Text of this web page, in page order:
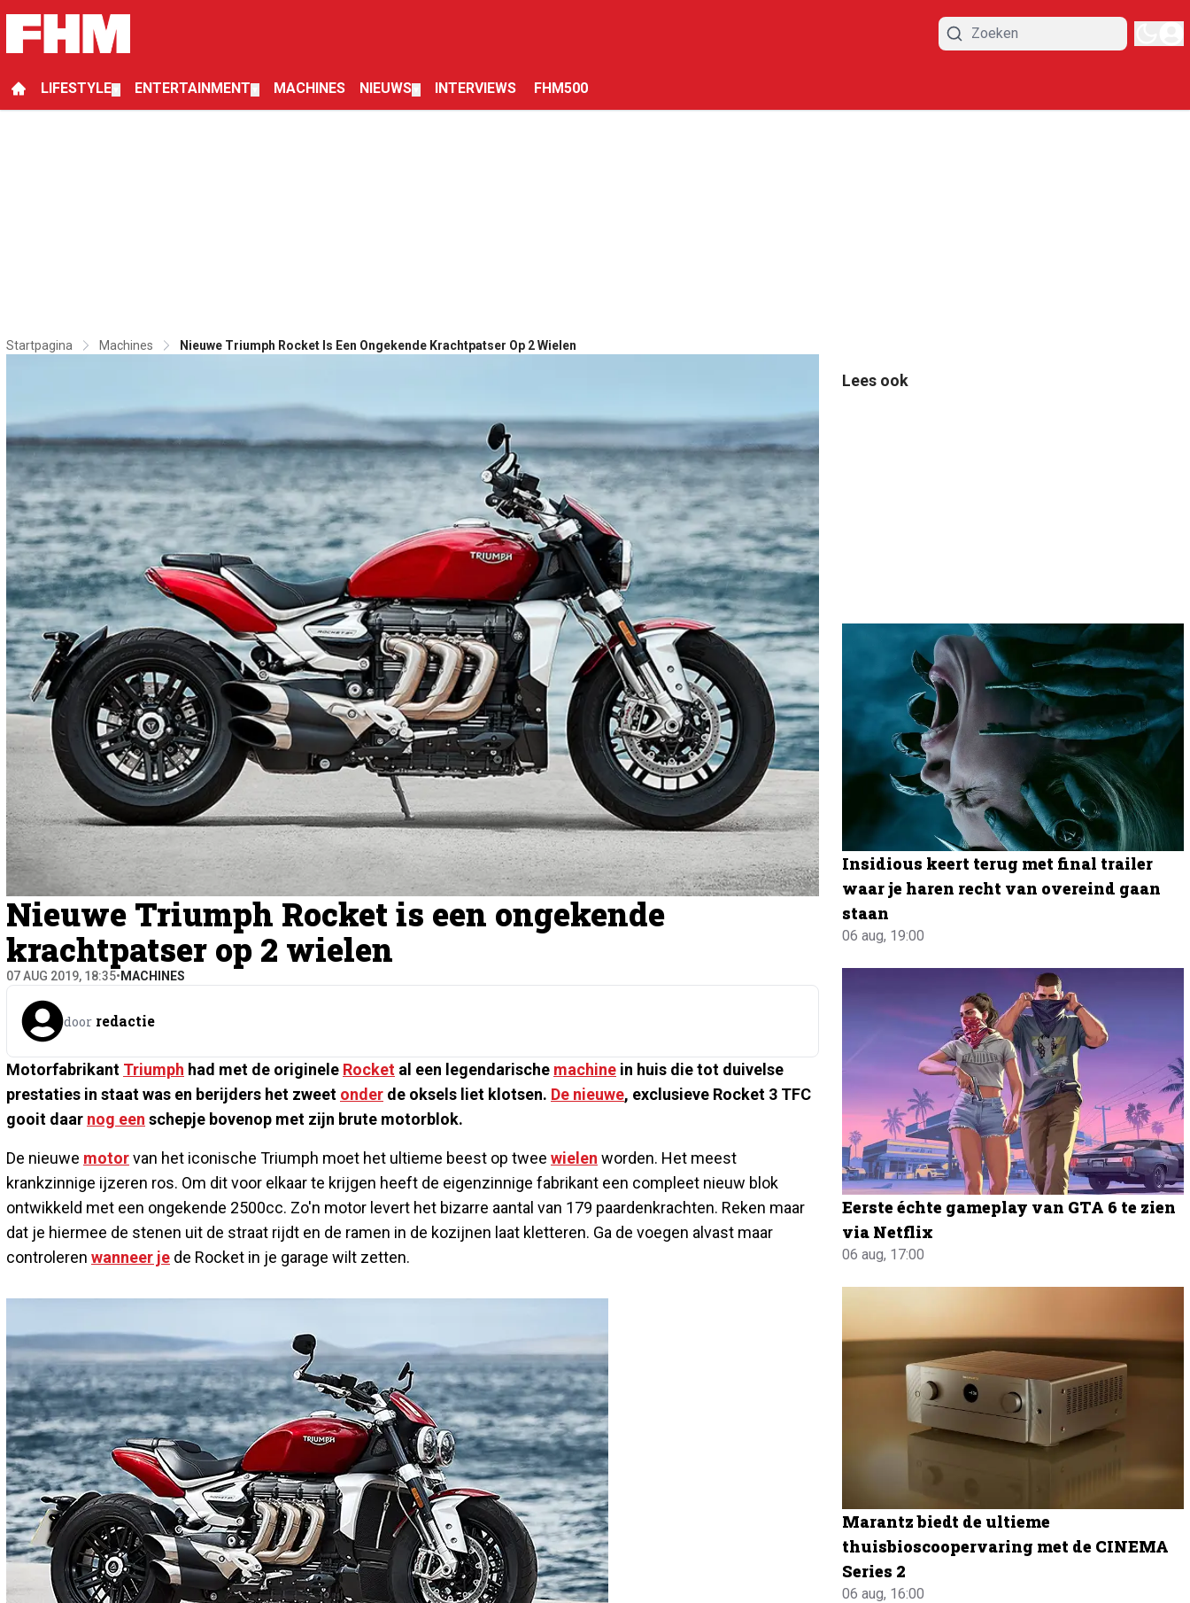
LIFESTYLE ENTERTAINMENT MACHINES NIEUWS INTERVIEWS FHM500
Startpagina Machines Nieuwe Triumph Rocket Is Een Ongekende Krachtpatser Op 2 Wielen
Nieuwe Triumph Rocket is een ongekende
krachtpatser op 2 wielen
07 AUG 2019, 18:35• MACHINES
door redactie
Motorfabrikant Triumph had met de originele Rocket al een legendarische machine in huis die tot duivelse
prestaties in staat was en berijders het zweet onder de oksels liet klotsen. De nieuwe, exclusieve Rocket 3 TFC
gooit daar nog een schepje bovenop met zijn brute motorblok.
De nieuwe motorvan het iconische Triumph moet het ultieme beest op twee wielen worden. Het meest
krankzinnige ijzeren ros. Om dit voor elkaar te krijgen heeft de eigenzinnige fabrikant een compleet nieuw blok
ontwikkeld met een ongekende 2500cc. Zo'n motor levert het bizarre aantal van 179 paardenkrachten. Reken maar
dat je hiermee de stenen uit de straat rijdt en de ramen in de kozijnen laat kletteren. Ga de voegen alvast maar
controleren wanneer je de Rocket in je garage wilt zetten.
Lees ook
Insidious keert terug met final trailer
waar je haren recht van overeind gaan
staan
06 aug, 19:00
Eerste échte gameplay van GTA 6 te zien
via Netflix
06 aug, 17:00
Marantz biedt de ultieme
thuisbioscoopervaring met de CINEMA
Series 2
06 aug, 16:00